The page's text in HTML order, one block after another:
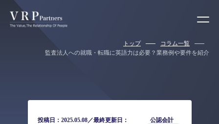
トップ
コラム一覧
監査法人への就職・転職に英語力は必要？業務例や要件を紹介
投稿日：2025.05.08／最終更新日： 公認会計